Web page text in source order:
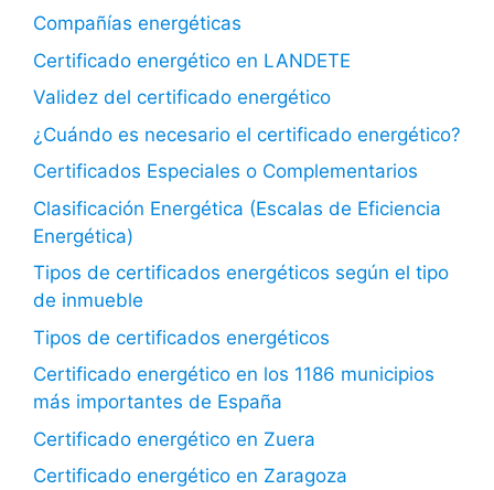
Compañías energéticas
Certificado energético en LANDETE
Validez del certificado energético
¿Cuándo es necesario el certificado energético?
Certificados Especiales o Complementarios
Clasificación Energética (Escalas de Eficiencia
Energética)
Tipos de certificados energéticos según el tipo
de inmueble
Tipos de certificados energéticos
Certificado energético en los 1186 municipios
más importantes de España
Certificado energético en Zuera
Certificado energético en Zaragoza